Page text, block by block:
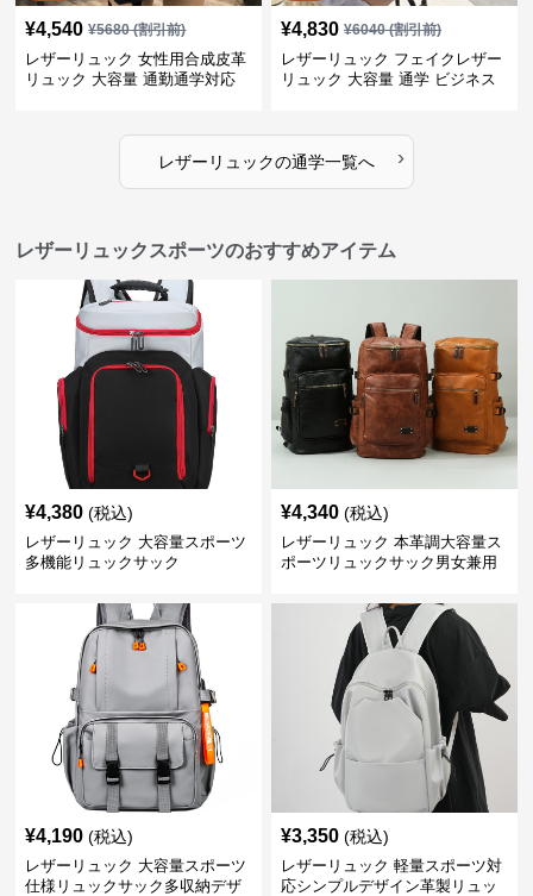
¥4,540 ¥5680(割引前)
レザーリュック 女性用合成皮革
リュック 大容量 通勤通学対応
¥4,830 ¥6040(割引前)
レザーリュック フェイクレザー
リュック 大容量 通学 ビジネス
レザーリュックの通学一覧へ ›
レザーリュックスポーツのおすすめアイテム
¥4,380 (税込)
レザーリュック 大容量スポーツ
多機能リュックサック
¥4,340 (税込)
レザーリュック 本革調大容量ス
ポーツリュックサック男女兼用
¥4,190 (税込)
レザーリュック 大容量スポーツ
仕様リュックサック多収納デザ
¥3,350 (税込)
レザーリュック 軽量スポーツ対
応シンプルデザイン革製リュッ